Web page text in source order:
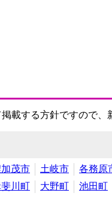
する方針ですので、
茂市 土岐市 各務原
川町 大野町 池田町